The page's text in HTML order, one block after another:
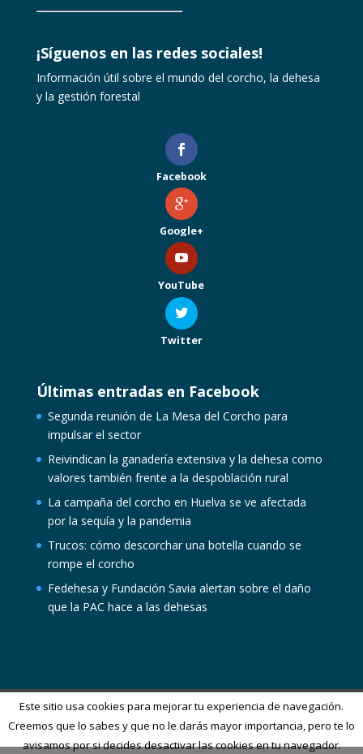
¡Síguenos en las redes sociales!
Información útil sobre el mundo del corcho, la dehesa
y la gestión forestal
Facebook
Google+
YouTube
Twitter
Últimas entradas en Facebook
Segunda reunión de La Mesa del Corcho para
impulsar el sector
Reivindican la ganadería extensiva y la dehesa como
valores también frente a la despoblación rural
La campaña del corcho en Huelva se ve afectada
por la sequía y la pandemia
Trucos: cómo descorchar una botella cuando se
rompe el corcho
Fedehesa y Fundación Savia alertan sobre el daño
que la PAC hace a las dehesas
Diseñado por Elegant Themes
| Desarrollado por
Este sitio usa cookies para mejorar tu experiencia de navegación.
Creemos que lo sabes y que no le darás mayor importancia, pero te lo
avisamos por si decides desactivar las cookies en tu navegador.